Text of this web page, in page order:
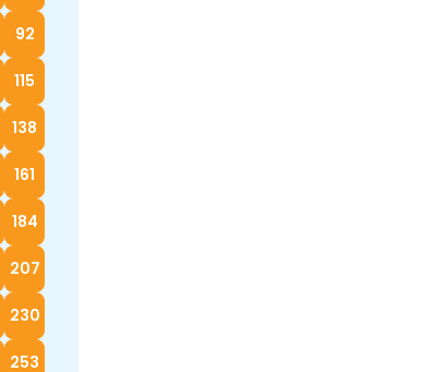
92
115
138
161
184
207
230
253